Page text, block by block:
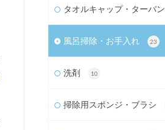
タオルキャップ・ターバン
風呂掃除・お手入れ 23
洗剤 10
掃除用スポンジ・ブラシ